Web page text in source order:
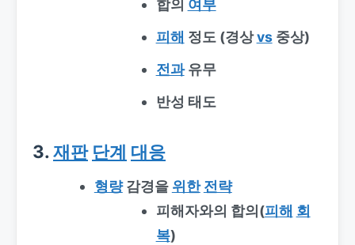
합의 여부
피해 정도 (경상vs중상)
전과유무
반성 태도
3.재판 단계 대응
형량감경을 위한 전략
피해자와의 합의(피해 회
복)